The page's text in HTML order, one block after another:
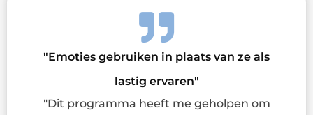
"Emoties gebruiken in plaats van ze als
lastig ervaren"
"Dit programma heeft me geholpen om